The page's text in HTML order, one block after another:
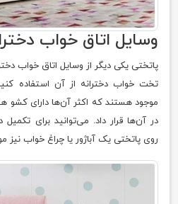
وسایل اتاق خواب
پاتختی یکی دیگر از وسایل اتاق خواب
تخت خواب دخترانه از آن استفاده
موجود هستند که اکثر آن‌ها دارای کشو
در آن‌ها قرار داد. می‌توانید برای تکمیل
روی پاتختی یک آباژور یا چراغ خواب نیز